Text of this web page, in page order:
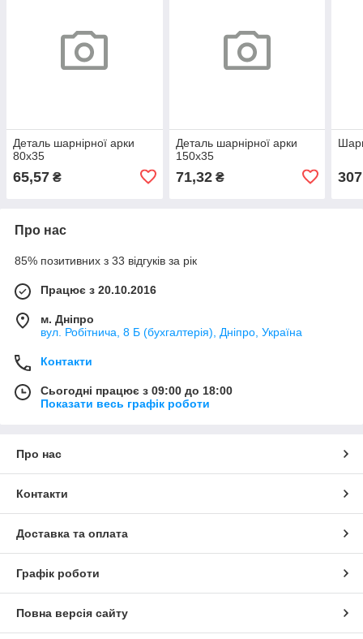
Деталь шарнірної арки
80х35
65,57 ₴
Деталь шарнірної арки
150х35
71,32₴
Про нас
85% позитивних з 33 відгуків за рік
Працює з 20.10.2016
м. Дніпро
вул. Робітнича, 8 Б (бухгалтерія), Дніпро, Україна
Контакти
Сьогодні працює з 09:00 до 18:00
Показати весь графік роботи
Про нас
Контакти
Доставка та оплата
Графік роботи
Повна версія сайту